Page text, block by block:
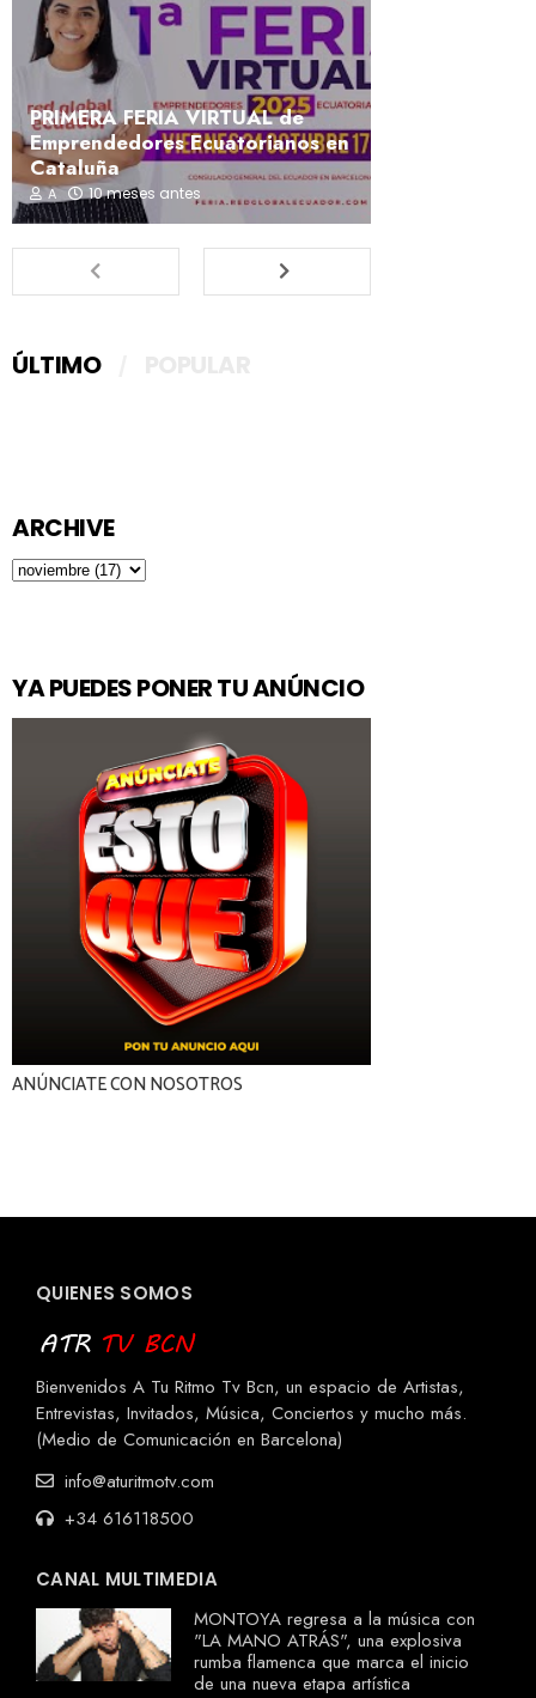
PRIMERA FERIA VIRTUAL de
Emprendedores Ecuatorianos en
Cataluña
A 10 meses antes
ÚLTIMO
ARCHIVE
YA PUEDES PONER TU ANÚNCIO
ANÚNCIATE CON NOSOTROS
QUIENES SOMOS
Bienvenidos A Tu Ritmo Tv Bcn, un espacio de Artistas,
Entrevistas, Invitados, Música, Conciertos y mucho más.
(Medio de Comunicación en Barcelona)
info@aturitmotv.com
+34 616118500
CANAL MULTIMEDIA
MONTOYA regresa a la música con
"LA MANO ATRÁS", una explosiva
rumba flamenca que marca el inicio
de una nueva etapa artística